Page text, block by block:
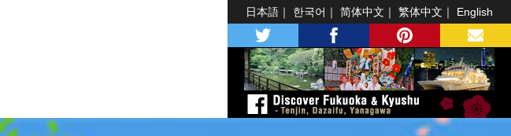
日本語 한국어 简体中文 繁体中文 English
twitter facebook pinterest MAIL